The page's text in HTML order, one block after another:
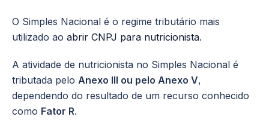
O Simples Nacional é o regime tributário mais
utilizado ao abrir CNPJ para nutricionista.
A atividade de nutricionista no Simples Nacional é
tributada pelo Anexo III ou pelo Anexo V,
dependendo do resultado de um recurso conhecido
como Fator R.